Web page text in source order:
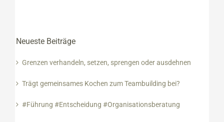
Neueste Beiträge
Grenzen verhandeln, setzen, sprengen oder ausdehnen
Trägt gemeinsames Kochen zum Teambuilding bei?
#Führung #Entscheidung #Organisationsberatung